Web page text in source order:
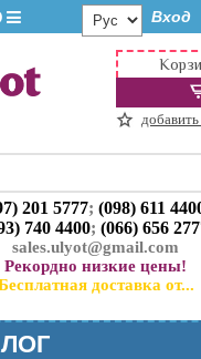
Вход
201 5777;(098) 611
740 4400;(066) 656
sales.ulyot@gmail.com
Рекордно низкие цены!
доставка от...
добавить